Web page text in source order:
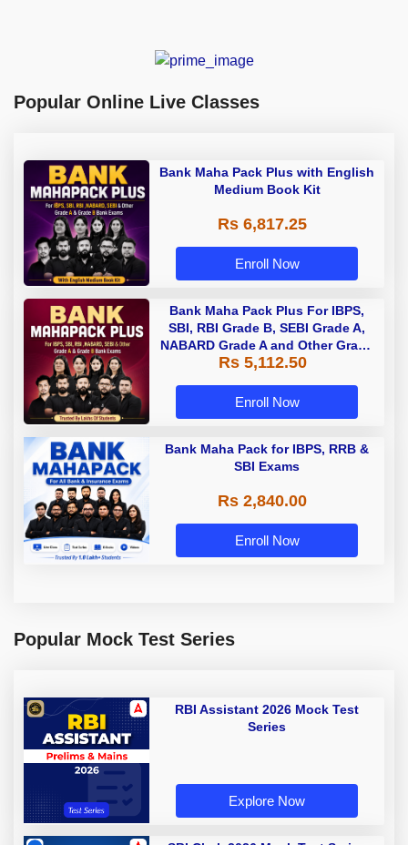
Popular Online Live Classes
Bank Maha Pack Plus with English
Medium Book Kit
Rs 6,817.25
Enroll Now
Bank Maha Pack Plus For IBPS,
SBI, RBI Grade B, SEBI Grade A,
NABARD Grade A and Other Grade
A & Grade B Bank Exams
Rs 5,112.50
Enroll Now
Bank Maha Pack for IBPS, RRB &
SBI Exams
Rs 2,840.00
Enroll Now
Popular Mock Test Series
RBI Assistant 2026 Mock Test
Series
Explore Now